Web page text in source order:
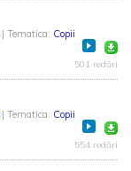
| Tematica: Copii
501 redări
| Tematica: Copii
554 redări